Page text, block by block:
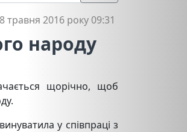
травня 2016 року 09:31
народу
щорічно, щоб
у співпраці з